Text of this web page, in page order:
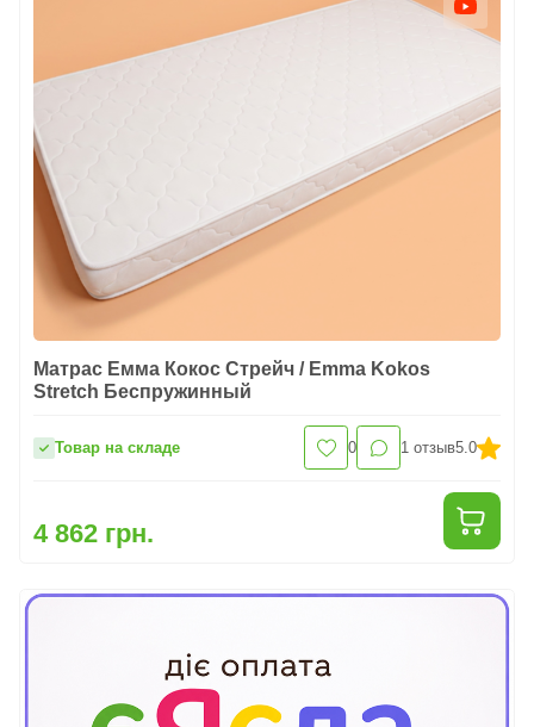
Матрас Емма Кокос Стрейч / Emma Kokos
Stretch Беспружинный
Товар на складе 0 1отзыв5.0
4 862 грн.